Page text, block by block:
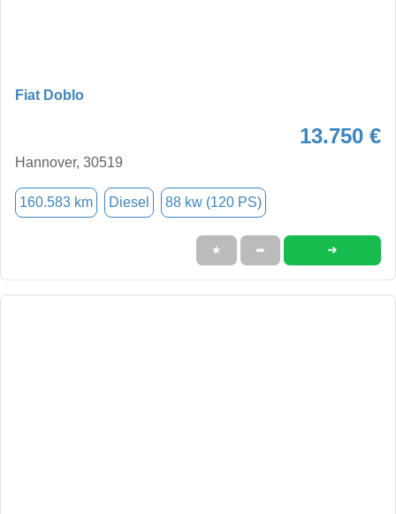
Fiat Doblo
13.750 €
Hannover, 30519
160.583 km Diesel 88 kw (120 PS)
★ ➦ ➜